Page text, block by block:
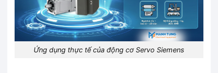
Ứng dụng thực tế của động cơ Servo Siemens